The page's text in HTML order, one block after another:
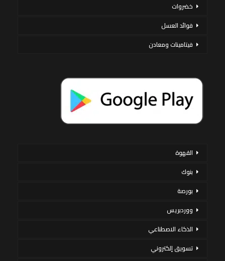
خضروات
فوائد العسل
فيتامينات ومعادن
القهوة
بنوك
بورصة
ووردبريس
الذكاء الاصطناعي
تسويق إلكتروني